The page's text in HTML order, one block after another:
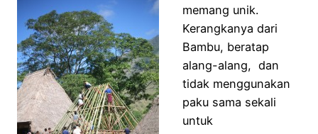
memang unik.
Kerangkanya dari
Bambu, beratap
alang-alang, dan
tidak menggunakan
paku sama sekali
untuk